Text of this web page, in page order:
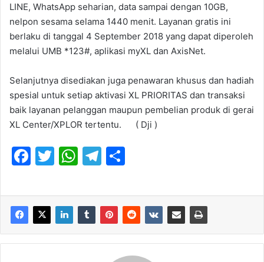
LINE, WhatsApp seharian, data sampai dengan 10GB,
nelpon sesama selama 1440 menit. Layanan gratis ini
berlaku di tanggal 4 September 2018 yang dapat diperoleh
melalui UMB *123#, aplikasi myXL dan AxisNet.
Selanjutnya disediakan juga penawaran khusus dan hadiah
spesial untuk setiap aktivasi XL PRIORITAS dan transaksi
baik layanan pelanggan maupun pembelian produk di gerai
XL Center/XPLOR tertentu. ( Dji )
F
c
e
b
o
T
itt
er
W
at
s
A
p
T
e
gr
a
m
ar
e